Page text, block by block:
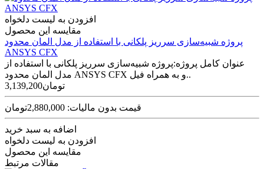
افزودن به لیست دلخواه
مقایسه این محصول
پروژه شبیه‌سازی سرریز پلکانی با استفاده از مدل المان محدود
ANSYS CFX
عنوان کامل پروژه:پروژه شبیه‌سازی سرریز پلکانی با استفاده از
مدل المان محدود ANSYS CFX و به همراه فیل..
3,139,200تومان
قیمت بدون مالیات: 2,880,000تومان
اضافه به سبد خرید
افزودن به لیست دلخواه
مقایسه این محصول
مقالات مرتبط